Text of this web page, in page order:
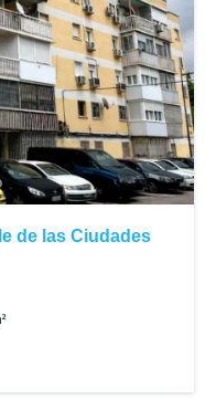
de las Ciudades